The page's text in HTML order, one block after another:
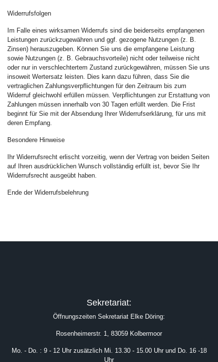
Widerrufsfolgen
Im Falle eines wirksamen Widerrufs sind die beiderseits empfangenen
Leistungen zurückzugewähren und ggf. gezogene Nutzungen (z. B.
Zinsen) herauszugeben. Können Sie uns die empfangene Leistung
sowie Nutzungen (z. B. Gebrauchsvorteile) nicht oder teilweise nicht
oder nur in verschlechtertem Zustand zurückgewähren, müssen Sie uns
insoweit Wertersatz leisten. Dies kann dazu führen, dass Sie die
vertraglichen Zahlungsverpflichtungen für den Zeitraum bis zum
Widerruf gleichwohl erfüllen müssen. Verpflichtungen zur Erstattung von
Zahlungen müssen innerhalb von 30 Tagen erfüllt werden. Die Frist
beginnt für Sie mit der Absendung Ihrer Widerrufserklärung, für uns mit
deren Empfang.
Besondere Hinweise
Ihr Widerrufsrecht erlischt vorzeitig, wenn der Vertrag von beiden Seiten
auf Ihren ausdrücklichen Wunsch vollständig erfüllt ist, bevor Sie Ihr
Widerrufsrecht ausgeübt haben.
Ende der Widerrufsbelehrung
Sekretariat:
Öffnungszeiten Sekretariat Elke Döring:
Rosenheimerstr. 1, 83059 Kolbermoor
Mo. - Do. : 9 - 12 Uhr zusätzlich Mi. 13.30 - 15.00 Uhr und Do. 16 -18
Uhr